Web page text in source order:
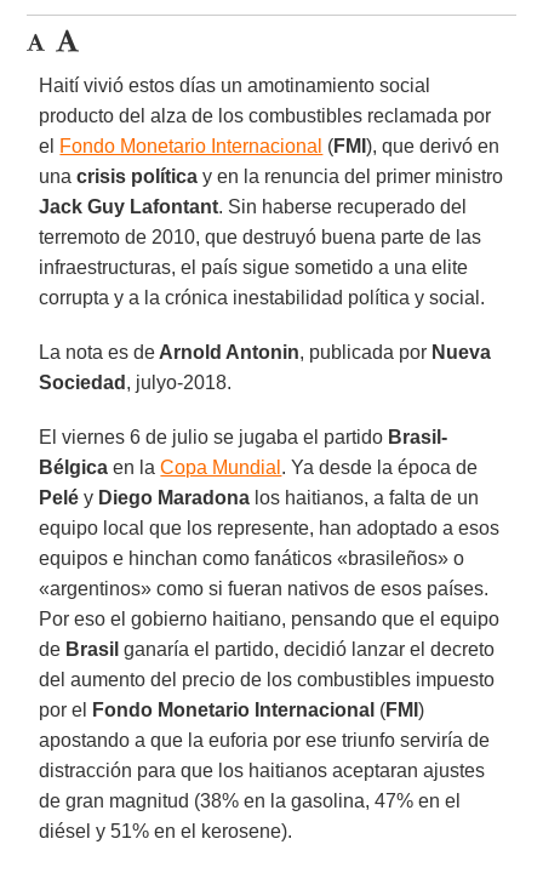
Haití vivió estos días un amotinamiento social
producto del alza de los combustibles reclamada por
el Fondo Monetario Internacional (FMI), que derivó en
unacrisis política y en la renuncia del primer ministro
Jack Guy Lafontant. Sin haberse recuperado del
terremoto de 2010, que destruyó buena parte de las
infraestructuras, el país sigue sometido a una elite
corrupta y a la crónica inestabilidad política y social.
La nota es de Arnold Antonin, publicada por Nueva
Sociedad , julyo-2018.
El viernes 6 de julio se jugaba el partido Brasil-
Bélgica en laCopa Mundial . Ya desde la época de
Pelé y Diego Maradona los haitianos, a falta de un
equipo local que los represente, han adoptado a esos
equipos e hinchan como fanáticos «brasileños» o
«argentinos» como si fueran nativos de esos países.
Por eso el gobierno haitiano, pensando que el equipo
de Brasil ganaría el partido, decidió lanzar el decreto
del aumento del precio de los combustibles impuesto
por el
Fondo Monetario Internacional (FMI)
apostando a que la euforia por ese triunfo serviría de
distracción para que los haitianos aceptaran ajustes
de gran magnitud (38% en la gasolina, 47% en el
diésel y 51% en el kerosene).